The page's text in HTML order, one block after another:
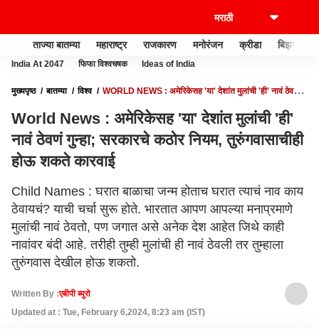
ताज्या बातम्या महाराष्ट्र राजकारण मनोरंजन क्रीडा बिझनेस
India At 2047 फिफा विश्वचषक Ideas of India
मुख्यपृष्ठ बातम्या विश्व
WORLD NEWS : अमेरिकेसह 'या' देशांत मुलांची 'ही' नावं ठेवणं
World News : अमेरिकेसह 'या' देशांत मुलांची 'ही'
नावं ठेवणं गुन्हा; सरकारचे कठोर नियम, तुरुंगवासाचीही
होऊ शकते कारवाई
Child Names : घरात बाळाचा जन्म होताच घरात त्याचं नाव काय
ठेवायचं? याची चर्चा सुरू होते. भारतात आपण आपल्या मनाप्रमाणे
मुलांची नावं ठेवतो, पण जगात असे अनेक देश आहेत जिथे काही
नावांवर बंदी आहे. तरीही तुम्ही मुलांची ही नावं ठेवली तर तुम्हाला
तुरुंगवास देखील होऊ शकतो.
Written By :एबीपी ब्युरो
Updated at : Tue, February 6,2024, 8:23 am (IST)